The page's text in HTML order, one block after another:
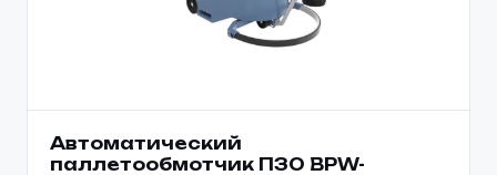
Автоматический
паллетообмотчик ПЗО BPW-